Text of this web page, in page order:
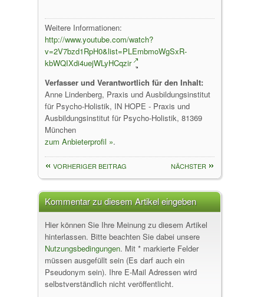
Weitere Informationen:
http://www.youtube.com/watch?
v=2V7bzd1RpH0&list=PLEmbmoWgSxR-
kbWQIXdi4uejWLyHCqzir
Verfasser und Verantwortlich für den Inhalt:
Anne Lindenberg, Praxis und Ausbildungsinstitut
für Psycho-Holistik, IN HOPE - Praxis und
Ausbildungsinstitut für Psycho-Holistik, 81369
München
zum Anbieterprofil ».
NÄCHSTER
VORHERIGER BEITRAG
Kommentar zu diesem Artikel eingeben
Hier können Sie Ihre Meinung zu diesem Artikel
hinterlassen. Bitte beachten Sie dabei unsere
Nutzungsbedingungen. Mit * markierte Felder
müssen ausgefüllt sein (Es darf auch ein
Pseudonym sein). Ihre E-Mail Adressen wird
selbstverständlich nicht veröffentlicht.